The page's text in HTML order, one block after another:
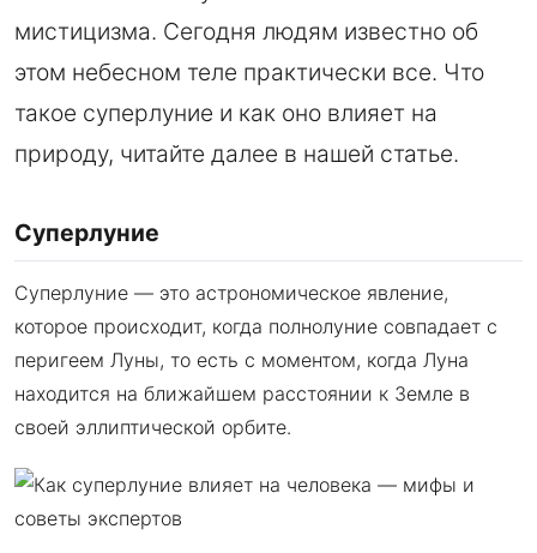
мистицизма. Сегодня людям известно об
этом небесном теле практически все. Что
такое суперлуние и как оно влияет на
природу, читайте далее в нашей статье.
Суперлуние
Суперлуние — это астрономическое явление,
которое происходит, когда полнолуние совпадает с
перигеем Луны, то есть с моментом, когда Луна
находится на ближайшем расстоянии к Земле в
своей эллиптической орбите.